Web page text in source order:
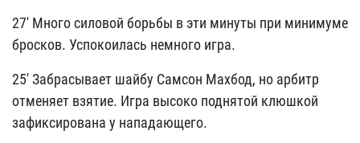
27' Много силовой борьбы в эти минуты при минимуме
бросков. Успокоилась немного игра.
25' Забрасывает шайбу Самсон Махбод, но арбитр
отменяет взятие. Игра высоко поднятой клюшкой
зафиксирована у нападающего.